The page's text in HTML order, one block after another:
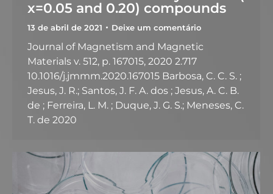
x=0.05 and 0.20) compounds
13 de abril de 2021 Deixe um comentário
Journal of Magnetism and Magnetic
Materials v. 512, p. 167015, 2020 2.717
10.1016/j.jmmm.2020.167015 Barbosa, C. C. S. ;
Jesus, J. R.; Santos, J. F. A. dos ; Jesus, A. C. B.
de ; Ferreira, L. M. ; Duque, J. G. S.; Meneses, C.
T. de 2020